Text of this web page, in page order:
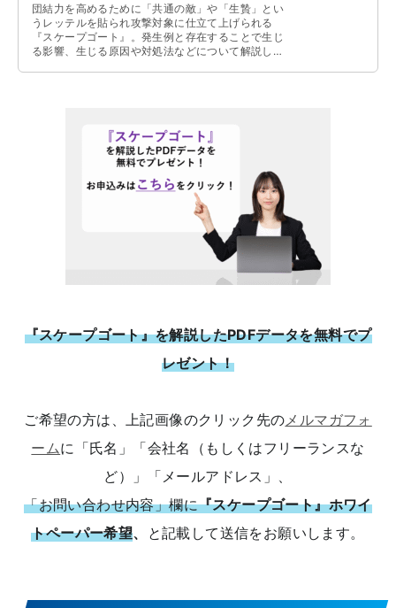
団結力を高めるために「共通の敵」や「生贄」とい
うレッテルを貼られ攻撃対象に仕立て上げられる
『スケープゴート』。発生例と存在することで生じ
る影響、生じる原因や対処法などについて解説して
『スケープゴート』を解説したPDFデータを無料でプ
レゼント！
ご希望の方は、上記画像のクリック先の メルマガフォ
ームに「氏名」「会社名（もしくはフリーランスな
ど）」「メールアドレス」、
「お問い合わせ内容」欄に『スケープゴート』ホワイ
トペーパー希望、 と記載して送信をお願いします。